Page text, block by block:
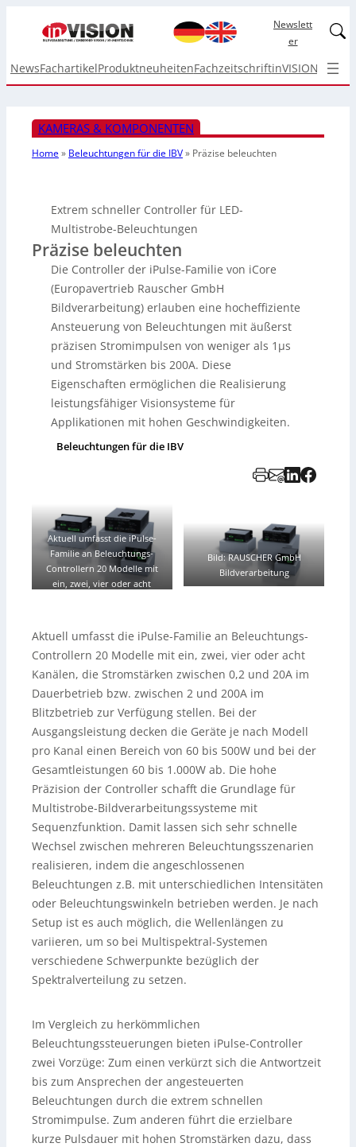
Newslett
er
NewsFachartikelProduktneuheitenFachzeitschriftinVISION Top
KAMERAS & KOMPONENTEN
Home» Beleuchtungen für die IBV» Präzise beleuchten
Extrem schneller Controller für LED-
Multistrobe-Beleuchtungen
Präzise beleuchten
Die Controller der iPulse-Familie von iCore
(Europavertrieb Rauscher GmbH
Bildverarbeitung) erlauben eine hocheffiziente
Ansteuerung von Beleuchtungen mit äußerst
präzisen Stromimpulsen von weniger als 1µs
und Stromstärken bis 200A. Diese
Eigenschaften ermöglichen die Realisierung
leistungsfähiger Visionsysteme für
Applikationen mit hohen Geschwindigkeiten.
Beleuchtungen für die IBV
Aktuell umfasst die iPulse-
Familie an Beleuchtungs-
Controllern 20 Modelle mit
ein, zwei, vier oder acht
Dauerbetrieb bzw. zwischen 2
und 200A im Blitzbetrieb zur
Verfügung stellen.–Bild:
Rauscher GmbH
Bildverarbeitung
Bild: RAUSCHER GmbH
Bildverarbeitung
Aktuell umfasst die iPulse-Familie an Beleuchtungs-
Controllern 20 Modelle mit ein, zwei, vier oder acht
Kanälen, die Stromstärken zwischen 0,2 und 20A im
Dauerbetrieb bzw. zwischen 2 und 200A im
Blitzbetrieb zur Verfügung stellen. Bei der
Ausgangsleistung decken die Geräte je nach Modell
pro Kanal einen Bereich von 60 bis 500W und bei der
Gesamtleistungen 60 bis 1.000W ab. Die hohe
Präzision der Controller schafft die Grundlage für
Multistrobe-Bildverarbeitungssysteme mit
Sequenzfunktion. Damit lassen sich sehr schnelle
Wechsel zwischen mehreren Beleuchtungsszenarien
realisieren, indem die angeschlossenen
Beleuchtungen z.B. mit unterschiedlichen Intensitäten
oder Beleuchtungswinkeln betrieben werden. Je nach
Setup ist es auch möglich, die Wellenlängen zu
variieren, um so bei Multispektral-Systemen
verschiedene Schwerpunkte bezüglich der
Spektralverteilung zu setzen.
Im Vergleich zu herkömmlichen
Beleuchtungssteuerungen bieten iPulse-Controller
zwei Vorzüge: Zum einen verkürzt sich die Antwortzeit
bis zum Ansprechen der angesteuerten
Beleuchtungen durch die extrem schnellen
Stromimpulse. Zum anderen führt die erzielbare
kurze Pulsdauer mit hohen Stromstärken dazu, dass